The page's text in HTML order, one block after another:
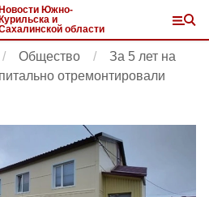
Новости Южно-
Курильска и
области
Общество
За 5 лет на
отремонтировали